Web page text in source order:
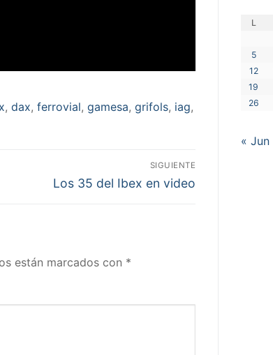
, dax, ferrovial, gamesa, grifols, iag,
SIGUIENTE
Entrada
Los 35 del Ibex en video
están marcados con *
L
5
12
19
26
« Jun